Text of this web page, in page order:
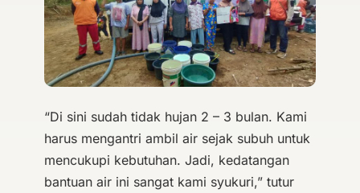
“Di sini sudah tidak hujan 2 – 3 bulan. Kami
harus mengantri ambil air sejak subuh untuk
mencukupi kebutuhan. Jadi, kedatangan
bantuan air ini sangat kami syukuri,” tutur